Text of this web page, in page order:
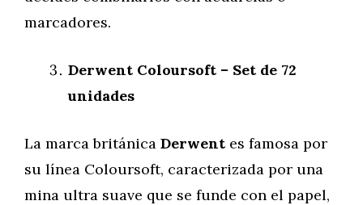
marcadores.
Derwent Coloursoft – Set de 72
unidades
La marca británica Derwent es famosa por
su línea Coloursoft, caracterizada por una
mina ultra suave que se funde con el papel,